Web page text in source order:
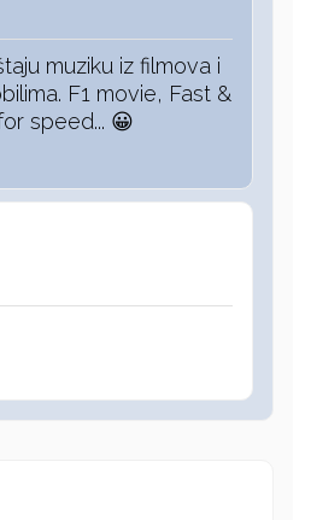
muziku iz filmova i
F1 movie, Fast &
speed... 😀